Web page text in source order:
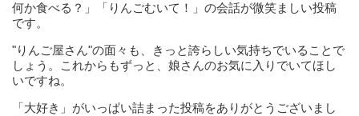
何か食べる？」「りんごむいて！」の会話が微笑ましい投稿
です。
"りんご屋さん"の面々も、きっと誇らしい気持ちでいることで
しょう。これからもずっと、娘さんのお気に入りでいてほし
いですね。
「大好き」がいっぱい詰まった投稿をありがとうございまし